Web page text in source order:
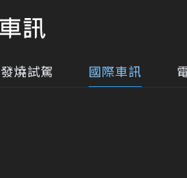
發燒試駕 國際車訊